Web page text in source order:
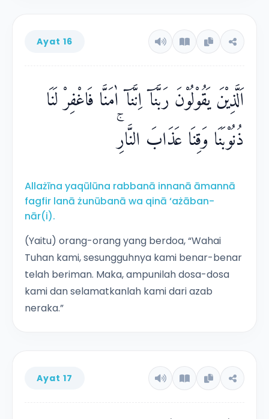
Ayat 16
اَلَّذِيْنَ يَقُوْلُوْنَ رَبَّنَآ اِنَّنَآ اٰمَنَّا فَاغْفِرْ لَنَا
ذُنُوْبَنَا وَقِنَا عَذَابَ النَّارِۚ
Allażīna yaqūlūna rabbanā innanā āmannā
fagfir lanā żunūbanā wa qinā ‘ażāban-
nār(i).
(Yaitu) orang-orang yang berdoa, “Wahai
Tuhan kami, sesungguhnya kami benar-benar
telah beriman. Maka, ampunilah dosa-dosa
kami dan selamatkanlah kami dari azab
neraka.”
Ayat 17